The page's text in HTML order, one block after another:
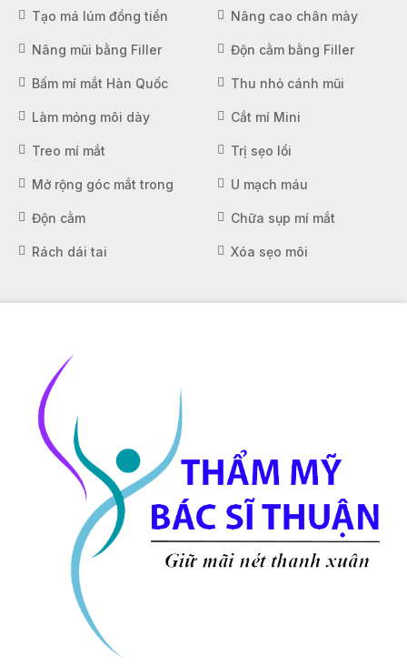
Tạo má lúm đồng tiền Nâng cao chân mày
Nâng mũi bằng Filler Độn cằm bằng Filler
Bấm mí mắt Hàn Quốc Thu nhỏ cánh mũi
Làm mỏng môi dày Cắt mí Mini
Treo mí mắt Trị sẹo lồi
Mở rộng góc mắt trong U mạch máu
Độn cằm Chữa sụp mí mắt
Rách dái tai Xóa sẹo môi